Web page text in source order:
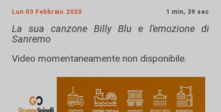
Lun 03 Febbraio 2020 1 min, 39 sec
La sua canzone Billy Blu e l'emozione di
Sanremo
Video momentaneamente non disponibile.